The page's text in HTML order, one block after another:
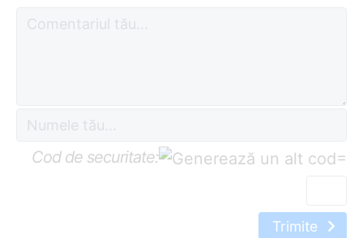
Cod de securitate: =
Trimite